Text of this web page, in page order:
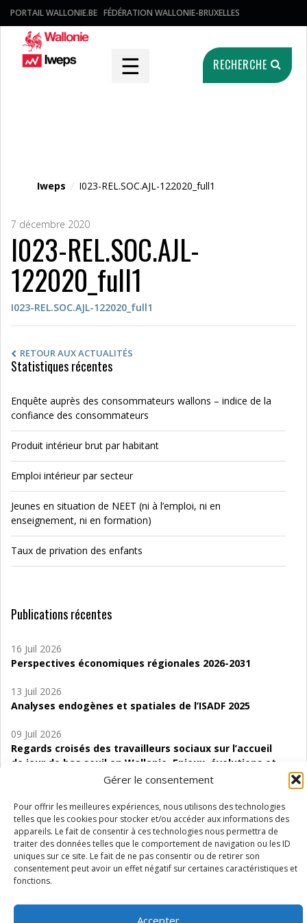
Gérer le consentement
Pour offrir les meilleures expériences, nous utilisons des technologies
telles que les cookies pour stocker et/ou accéder aux informations des
appareils. Le fait de consentir à ces technologies nous permettra de
traiter des données telles que le comportement de navigation ou les ID
uniques sur ce site. Le fait de ne pas consentir ou de retirer son
consentement peut avoir un effet négatif sur certaines caractéristiques et
fonctions.
Accepter
PORTAIL WALLONIE.BE FÉDÉRATION WALLONIE-BRUXELLES
☰ RECHERCHE
Iweps / I023-REL.SOC.AJL-122020_full1
7 décembre 2020
I023-REL.SOC.AJL-
122020_full1
I023-REL.SOC.AJL-122020_full1
RETOUR AUX ACTUALITÉS
Statistiques récentes
Enquête auprès des consommateurs wallons – indice de la
confiance des consommateurs
Produit intérieur brut par habitant
Emploi intérieur par secteur
Jeunes en situation de NEET (ni à l’emploi, ni en
enseignement, ni en formation)
Taux de privation des enfants
Publications récentes
16 Juil 2026
Perspectives économiques régionales 2026-2031
13 Juil 2026
Analyses endogènes et spatiales de l’ISADF 2025
09 Juil 2026
Regards croisés des travailleurs sociaux sur l’accueil
de jour de bas seuil en Wallonie. Enjeux, évolutions et
06 Juil 2026
Étude d’évaluabilité des Structures
d’accompagnement à l’autocréation d’emploi (SAACE)
01 Juil 2026
Pénurie du personnel infirmier :quels indicateurs
Wallonie ?